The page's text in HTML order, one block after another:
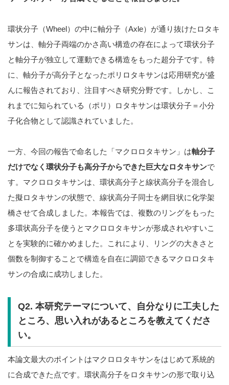
環状分子（Wheel）の中に軸分子（Axle）が通り抜けたロタキ
サンは、軸分子両端のかさ高い構造の存在によって環状分子
と軸分子が独立して運動できる構造をもった超分子です。特
に、軸分子が高分子となったポリロタキサンは応用研究が盛
んに報告されており、注目すべき研究分野です。しかし、こ
れまでに知られている（ポリ）ロタキサンは環状分子＝小分
子化合物として認識されていました。
一方、今回の報告で命名した「マクロロタキサン」は軸分子
だけでなく環状分子も高分子からできた巨大なロタキサンで
す。マクロロタキサンは、環状高分子と線状高分子を混合し
た擬ロタキサンの状態で、線状高分子同士を網目状に化学架
橋させて合成しました。本報告では、複数のリングをもった
多環状高分子を使うとマクロロタキサンが形成されやすいこ
とを実験的に確かめました。これにより、リングの大きさと
個数を制御することで構造を自在に調節できるマクロロタキ
サンの合成に成功しました。
Q2. 本研究テーマについて、自分なりに工夫した
ところ、思い入れがあるところを教えてくださ
い。
本論文最大のポイントはマクロロタキサンをはじめて系統的
に合成できた点です。環状高分子をロタキサンの形で取り込